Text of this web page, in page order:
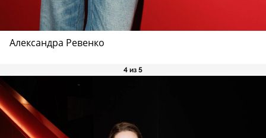
Александра Ревенко
4 из 5